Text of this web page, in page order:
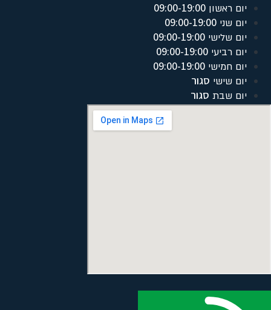
יום ראשון 09:00-19:00
יום שני 09:00-19:00
יום שלישי 09:00-19:00
יום רביעי 09:00-19:00
יום חמישי 09:00-19:00
יום שישי סגור
יום שבת סגור